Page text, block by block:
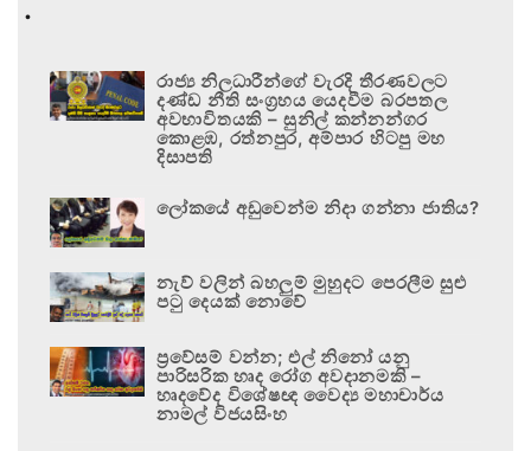
.
රාජ්‍ය නිලධාරීන්ගේ වැරදි තීරණවලට
දණ්ඩ නීති සංග්‍රහය යෙදවීම බරපතල
අවභාවිතයකි – සුනිල් කන්නන්ගර
කොළඹ, රත්නපුර, අම්පාර හිටපු මහ
දිසාපති
ලෝකයේ අඩුවෙන්ම නිදා ගන්නා ජාතිය?
නැව් වලින් බහලුම් මුහුදට පෙරලීම සුළු
පටු දෙයක් නොවේ
ප්‍රවේසම් වන්න; එල් නිනෝ යනු
පාරිසරික හෘද රෝග අවදානමකි –
හෘදවේද විශේෂඥ වෛද්‍ය මහාචාර්ය
නාමල් විජයසිංහ